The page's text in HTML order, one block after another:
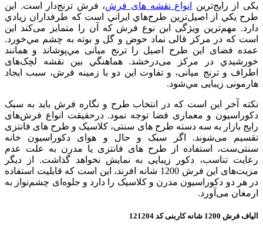
یکی از رایج‌ترین انواع نقشه های فرش، فرش ترنج‌دار است. اين
طرح يكي از اصيل‌ترين طرح‌هاي ايراني است كه طرفداران زيادي
دارد. مهم‌ترین ویژگی این نوع فرش که آن را متمایز می‌کند این
است که در مركز قالی نماد حوض و گل و بوته به چشم مي‌خورد.
عمده فضای این طرح اصیل را ترنج میانی مي‌پوشاند و همانند
خورشيدي در مرکز می‌درخشد. هماهنگي بين نقشه لچک‌های
اطراف و ترنج میانی، و تفاوت این دو با زمینه فرش، سبب ايجاد
هارمونی زيبایی مي‌شود.
نکته آخر این است که در انتخاب طرح و نگاره فرش باید به سبک
دکوراسیون و معماری فضا توجه نمود. درحقیقت انواع فرش‌های
رایج بازار به سه دسته طرح های سنتی، کلاسیک و طرح های فانتزی
تقسیم می‌شوند. اگر سبک و حال و هوای دکوراسیون خانه
سنتی‌ست، استفاده از طرح های فانتزی یا مدرن به علت عدم
رعایت تناسب، دکور زیبایی به نمایش نخواهد گذاشت. از دیگر
مزیت‌های این فرش 1200 شانه افرند، این است که قابلیت استفاده
در هر دو دکوراسیون مدرن و کلاسیک را دارد و جلوه‌ای چشم‌نواز به
ارمغان می‌آورد.
الیاف فرش 1200 شانه کاربنی کد 121204